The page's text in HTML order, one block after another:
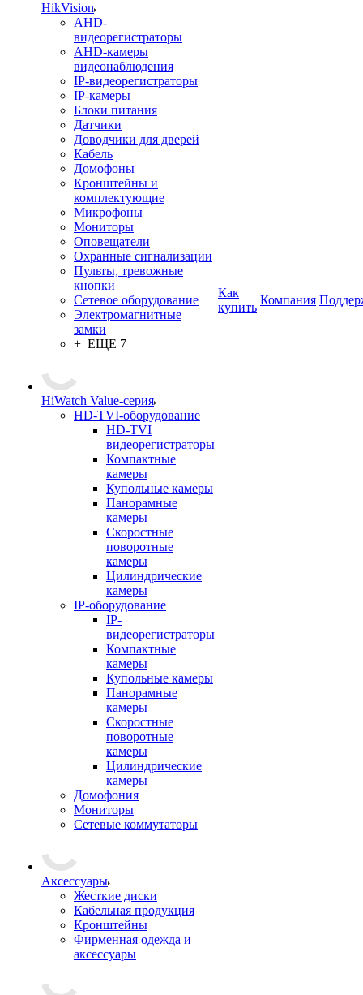
HikVision
AHD-
видеорегистраторы
AHD-камеры
видеонаблюдения
IP-видеорегистраторы
IP-камеры
Блоки питания
Датчики
Доводчики для дверей
Кабель
Домофоны
Кронштейны и
комплектующие
Микрофоны
Мониторы
Оповещатели
Охранные сигнализации
Пульты, тревожные
кнопки
Сетевое оборудование
Электромагнитные
замки
+ ЕЩЕ 7
HiWatch Value-серия
HD-TVI-оборудование
HD-TVI
видеорегистраторы
Компактные
камеры
Купольные камеры
Панорамные
камеры
Скоростные
поворотные
камеры
Цилиндрические
камеры
IP-оборудование
IP-
видеорегистраторы
Компактные
камеры
Купольные камеры
Панорамные
камеры
Скоростные
поворотные
камеры
Цилиндрические
камеры
Домофония
Мониторы
Сетевые коммутаторы
Аксессуары
Жесткие диски
Кабельная продукция
Кронштейны
Фирменная одежда и
аксессуары
Как
купить
Компания